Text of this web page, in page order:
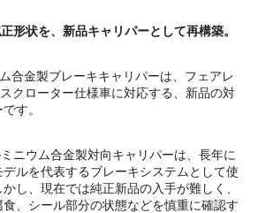
形状を、新品キャリパーとして再構築。
合金製ブレーキキャリパーは、フェアレ
クローター仕様車に対応する、新品の対
す。
ニウム合金製対向キャリパーは、長年に
ルを代表するブレーキシステムとして使
し、現在では純正新品の入手が難しく、
、シール部分の状態などを慎重に確認す